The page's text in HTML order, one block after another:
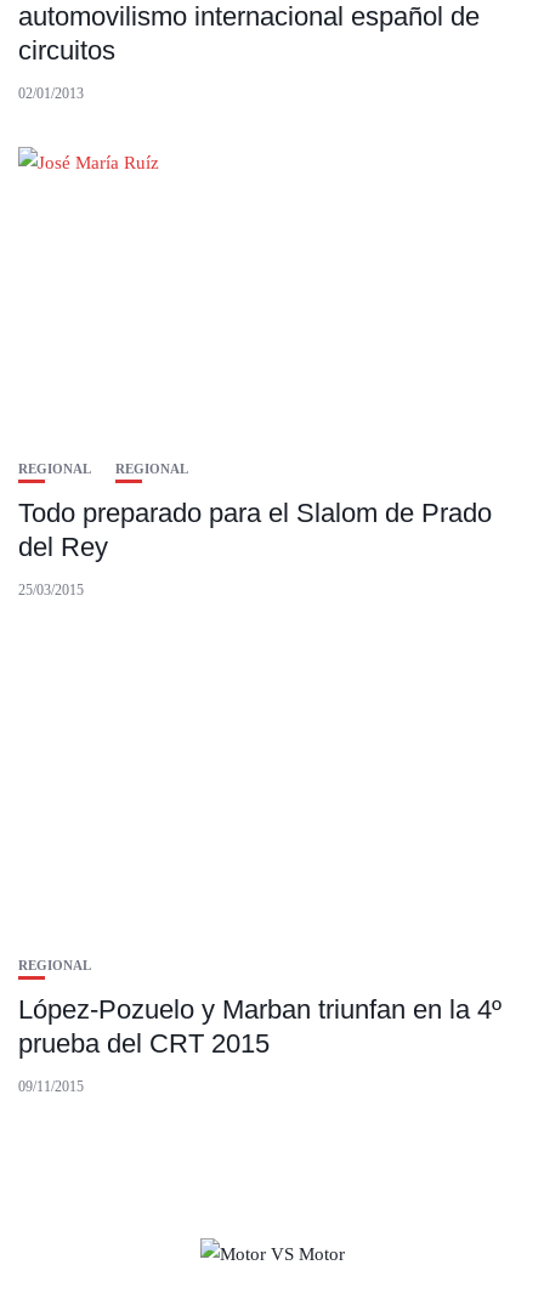
automovilismo internacional español de
circuitos
02/01/2013
REGIONAL REGIONAL
Todo preparado para el Slalom de Prado
del Rey
25/03/2015
REGIONAL
López-Pozuelo y Marban triunfan en la 4º
prueba del CRT 2015
09/11/2015